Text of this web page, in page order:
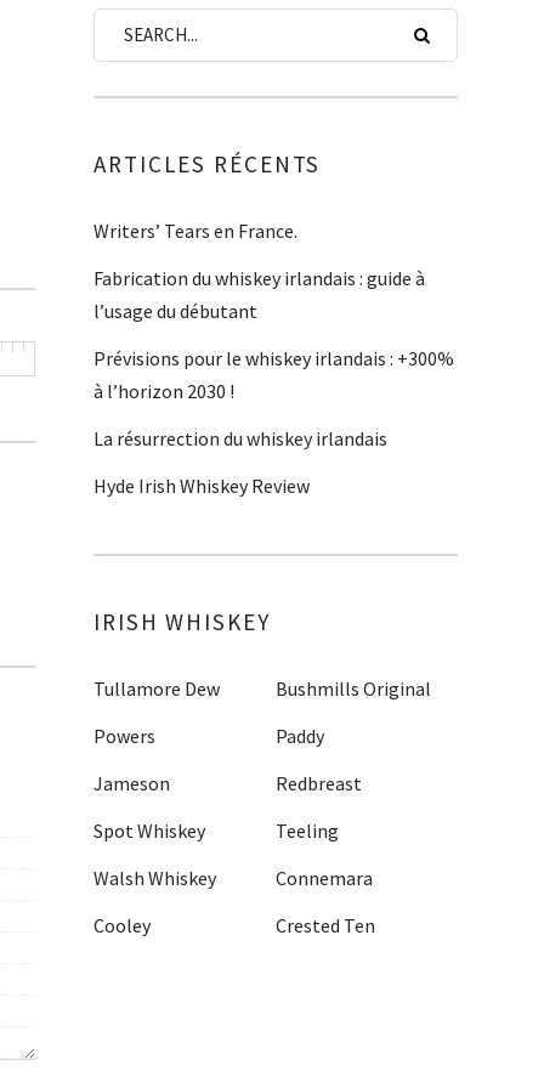
ARTICLES RÉCENTS
Writers’ Tears en France.
Fabrication du whiskey irlandais : guide à
l’usage du débutant
Prévisions pour le whiskey irlandais : +300%
à l’horizon 2030 !
La résurrection du whiskey irlandais
Hyde Irish Whiskey Review
IRISH WHISKEY
Tullamore Dew
Bushmills Original
Powers
Paddy
Jameson
Redbreast
Spot Whiskey
Teeling
Walsh Whiskey
Connemara
Cooley
Crested Ten